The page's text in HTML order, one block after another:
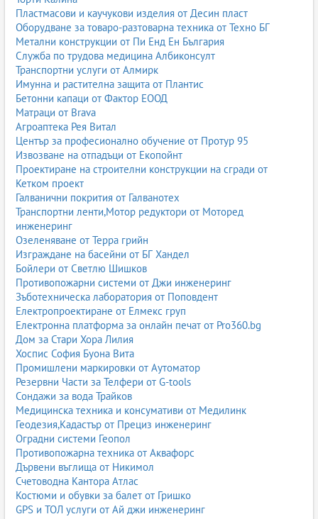
Пластмасови и каучукови изделия от Десин пласт
Оборудване за товаро-разтоварна техника от Техно БГ
Метални конструкции от Пи Енд Ен България
Служба по трудова медицина Албиконсулт
Транспортни услуги от Алмирк
Имунна и растителна защита от Плантис
Бетонни капаци от Фактор ЕООД
Матраци от Brava
Агроаптека Рея Витал
Център за професионално обучение от Протур 95
Извозване на отпадъци от Екопойнт
Проектиране на строителни конструкции на сгради от
Кетком проект
Галванични покрития от Галванотех
Транспортни ленти,Мотор редуктори от Моторед
инженеринг
Озеленяване от Терра грийн
Изграждане на басейни от БГ Хандел
Бойлери от Светлю Шишков
Противопожарни системи от Джи инженеринг
Зъботехническа лаборатория от Поповдент
Електропроектиране от Елмекс груп
Електронна платформа за онлайн печат от Pro360.bg
Дом за Стари Хора Лилия
Хоспис София Буона Вита
Промишлени маркировки от Аутоматор
Резервни Части за Телфери от G-tools
Сондажи за вода Трайков
Медицинска техника и консумативи от Медилинк
Геодезия,Кадастър от Прециз инженеринг
Оградни системи Геопол
Противопожарна техника от Аквафорс
Дървени въглища от Никимол
Счетоводна Кантора Атлас
Костюми и обувки за балет от Гришко
GPS и ТОЛ услуги от Ай джи инженеринг